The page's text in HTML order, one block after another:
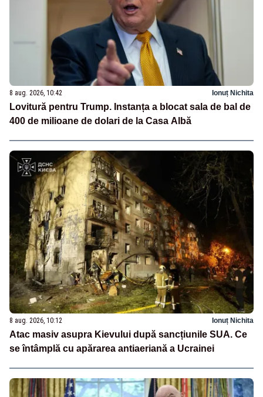
8 aug. 2026, 10:42 Ionuț Nichita
Lovitură pentru Trump. Instanța a blocat sala de bal de
400 de milioane de dolari de la Casa Albă
8 aug. 2026, 10:12 Ionuț Nichita
Atac masiv asupra Kievului după sancțiunile SUA. Ce
se întâmplă cu apărarea antiaeriană a Ucrainei